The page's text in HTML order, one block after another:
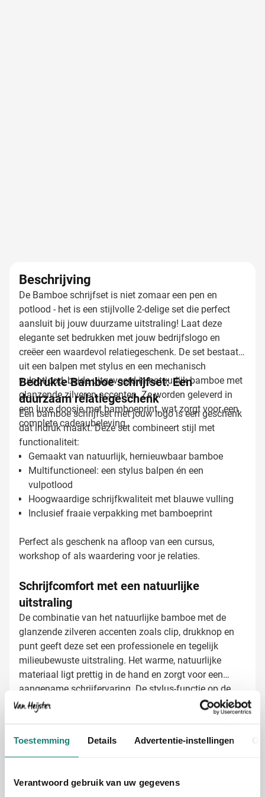
Toestemming Details Advertentie-instellingen
Verantwoord gebruik van uw gegevens
Beschrijving
De Bamboe schrijfset is niet zomaar een pen en
potlood - het is een stijlvolle 2-delige set die perfect
aansluit bij jouw duurzame uitstraling! Laat deze
elegante set bedrukken met jouw bedrijfslogo en
creëer een waardevol relatiegeschenk. De set bestaat
uit een balpen met stylus en een mechanisch
vulpotlood, beide uitgevoerd in natuurlijk bamboe met
glanzende zilveren accenten. Ze worden geleverd in
een luxe doosje met bamboeprint, wat zorgt voor een
complete cadeaubeleving.
Bedrukte Bamboe schrijfset: Een
duurzaam relatiegeschenk
Een bamboe schrijfset met jouw logo is een geschenk
dat indruk maakt. Deze set combineert stijl met
functionaliteit:
Gemaakt van natuurlijk, hernieuwbaar bamboe
Multifunctioneel: een stylus balpen én een
vulpotlood
Hoogwaardige schrijfkwaliteit met blauwe vulling
Inclusief fraaie verpakking met bamboeprint
Perfect als geschenk na afloop van een cursus,
workshop of als waardering voor je relaties.
Schrijfcomfort met een natuurlijke
uitstraling
De combinatie van het natuurlijke bamboe met de
glanzende zilveren accenten zoals clip, drukknop en
punt geeft deze set een professionele en tegelijk
milieubewuste uitstraling. Het warme, natuurlijke
materiaal ligt prettig in de hand en zorgt voor een
aangename schrijfervaring. De stylus-functie op de
pen is een praktische toevoeging voor het bedienen
Bamboe schrijfset laten bedrukken met
Bij Van Heijster Relatiegeschenken maken we van
Lasergravering van je logo, wat een stijlvol effect